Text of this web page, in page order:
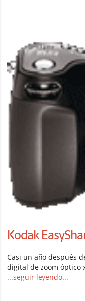
Kodak
Casi un año después
digital de zoom óptico
...seguir leyendo...